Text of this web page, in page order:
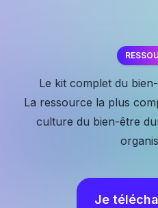
Le kit complet du
La ressource la plus
culture du bien-être
Je